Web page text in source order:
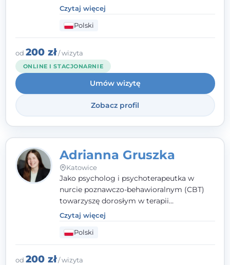
Pracuję w nurcie terapii trzeciej fali, łącząc
metody o potwierdzonej skuteczności.
Towarzyszę młodzieży, dorosłym i parom w
radzeniu sobie z bolesnymi
doświadczeniami tak, by mogli żyć pełniej.
Czytaj więcej
Polski
od 200 zł/ wizyta
ONLINE I STACJONARNIE
Umów wizytę
Zobacz profil
Adrianna Gruszka
Katowice
Jako psycholog i psychoterapeutka w
nurcie poznawczo-behawioralnym (CBT)
towarzyszę dorosłym w terapii
indywidualnej oraz nastolatkom od 15. roku
życia. Zależy mi, by naprawdę usłyszeć, z
czym do mnie przychodzisz, i dobrać
sposób pracy do Ciebie - bez gotowych
schematów i bez oceniania.
Czytaj więcej
Polski
od 200 zł/ wizyta